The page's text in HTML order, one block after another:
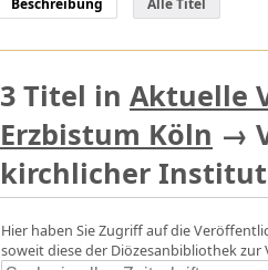
Beschreibung Alle Titel
3 Titel in Aktuelle
Erzbistum Köln →
kirchlicher
Hier haben Sie Zugriff auf die
soweit diese der Diözesanbibliothek